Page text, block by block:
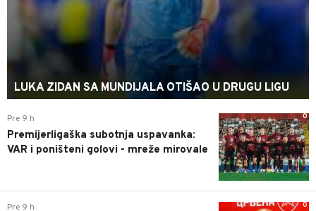
LUKA ZIDAN SA MUNDIJALA OTIŠAO U DRUGU LIGU
0
Pre 9 h
Premijerligaška subotnja uspavanka:
VAR i poništeni golovi - mreže mirovale
0
Pre 9 h